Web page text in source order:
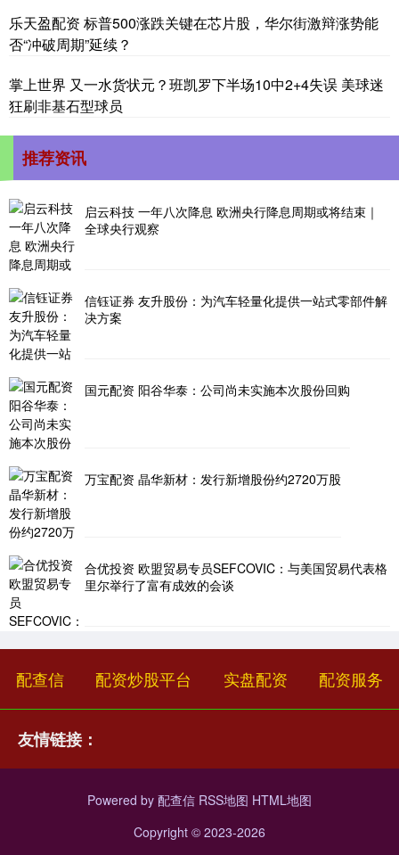
乐天盈配资 标普500涨跌关键在芯片股，华尔街激辩涨势能
否“冲破周期”延续？
掌上世界 又一水货状元？班凯罗下半场10中2+4失误 美球迷
狂刷非基石型球员
推荐资讯
启云科技 一年八次降息 欧洲央行降息周期或将结束｜
全球央行观察
信钰证券 友升股份：为汽车轻量化提供一站式零部件解
决方案
国元配资 阳谷华泰：公司尚未实施本次股份回购
万宝配资 晶华新材：发行新增股份约2720万股
合优投资 欧盟贸易专员SEFCOVIC：与美国贸易代表格
里尔举行了富有成效的会谈
配查信 配资炒股平台 实盘配资 配资服务
友情链接：
Powered by 配查信 RSS地图 HTML地图
Copyright © 2023-2026